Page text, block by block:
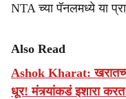
NTA च्या पॅनलमध्ये या
Also Read
Ashok Kharat:
धूर! मंत्र्यांकडं इशारा